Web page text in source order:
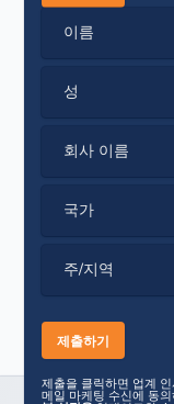
이름
성
회사 이름
국가
주/지역
제출을 클릭하면 업계
메일 마케팅 수신에 동